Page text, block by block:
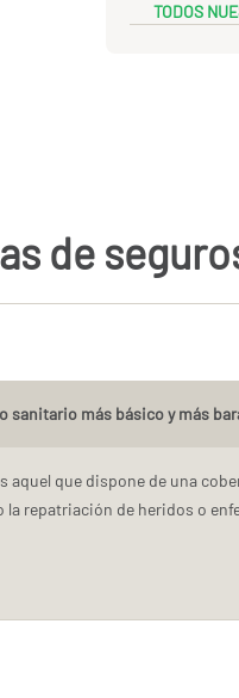
TODOS
de
sanitario más básico y más
aquel que dispone de una
repatriación de heridos o